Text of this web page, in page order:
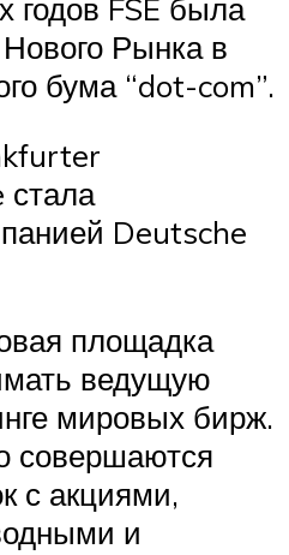
годов FSE была
Рынка в
бума “dot-com”.
Deutsche
площадка
ведущую
мировых бирж.
совершаются
с акциями,
и